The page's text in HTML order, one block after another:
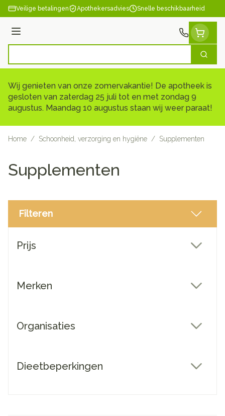
Ga naar de inhoud
Veilige betalingen Apothekersadvies Snelle beschikbaarheid
Menu
Zoek
Wij genieten van onze zomervakantie! De apotheek is
gesloten van zaterdag 25 juli tot en met zondag 9
augustus. Maandag 10 augustus staan wij weer paraat!
Home / Schoonheid, verzorging en hygiëne / Supplementen
Supplementen
Filteren
Prijs
Merken
Organisaties
Dieetbeperkingen